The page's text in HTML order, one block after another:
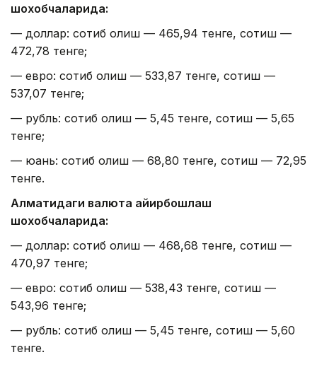
шохобчаларида:
— доллар: сотиб олиш — 465,94 тенге, сотиш —
472,78 тенге;
— евро: сотиб олиш — 533,87 тенге, сотиш —
537,07 тенге;
— рубль: сотиб олиш — 5,45 тенге, сотиш — 5,65
тенге;
— юань: сотиб олиш — 68,80 тенге, сотиш — 72,95
тенге.
Алматидаги валюта айирбошлаш
шохобчаларида:
— доллар: сотиб олиш — 468,68 тенге, сотиш —
470,97 тенге;
— евро: сотиб олиш — 538,43 тенге, сотиш —
543,96 тенге;
— рубль: сотиб олиш — 5,45 тенге, сотиш — 5,60
тенге.